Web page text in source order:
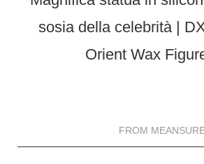
FROM